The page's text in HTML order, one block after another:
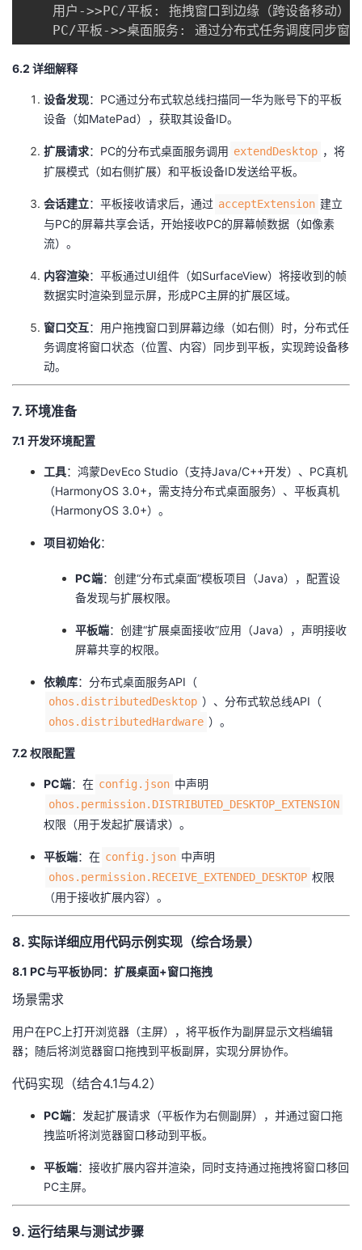
    用户->>PC/平板: 拖拽窗口到边缘（跨设备移动）
PC/平板->>桌面服务: 通过分布式任务调度同步窗
6.2 详细解释
​设备发现​​：PC通过分布式软总线扫描同一华为账号下的平板
设备（如MatePad），获取其设备ID。
​扩展请求​​：PC的分布式桌面服务调用 extendDesktop ，将
扩展模式（如右侧扩展）和平板设备ID发送给平板。
​会话建立​​：平板接收请求后，通过 acceptExtension 建立
与PC的屏幕共享会话，开始接收PC的屏幕帧数据（如像素
流）。
​内容渲染​​：平板通过UI组件（如SurfaceView）将接收到的帧
数据实时渲染到显示屏，形成PC主屏的扩展区域。
​窗口交互​​：用户拖拽窗口到屏幕边缘（如右侧）时，分布式任
务调度将窗口状态（位置、内容）同步到平板，实现跨设备移
动。
7. 环境准备
7.1 开发环境配置
​工具​​：鸿蒙DevEco Studio（支持Java/C++开发）、PC真机
（HarmonyOS 3.0+，需支持分布式桌面服务）、平板真机
（HarmonyOS 3.0+）。
​项目初始化​​：
​PC端​​：创建“分布式桌面”模板项目（Java），配置设
备发现与扩展权限。
​平板端​​：创建“扩展桌面接收”应用（Java），声明接收
屏幕共享的权限。
​依赖库​​：分布式桌面服务API（
ohos.distributedDesktop ）、分布式软总线API（
ohos.distributedHardware ）。
7.2 权限配置
​PC端​​：在 config.json 中声明
ohos.permission.DISTRIBUTED_DESKTOP_EXTENSION
权限（用于发起扩展请求）。
​平板端​​：在 config.json 中声明
ohos.permission.RECEIVE_EXTENDED_DESKTOP 权限
（用于接收扩展内容）。
8. 实际详细应用代码示例实现（综合场景）
8.1 PC与平板协同：扩展桌面+窗口拖拽
场景需求
用户在PC上打开浏览器（主屏），将平板作为副屏显示文档编辑
器；随后将浏览器窗口拖拽到平板副屏，实现分屏协作。
代码实现（结合4.1与4.2）
​PC端​​：发起扩展请求（平板作为右侧副屏），并通过窗口拖
拽监听将浏览器窗口移动到平板。
​平板端​​：接收扩展内容并渲染，同时支持通过拖拽将窗口移回
PC主屏。
9. 运行结果与测试步骤